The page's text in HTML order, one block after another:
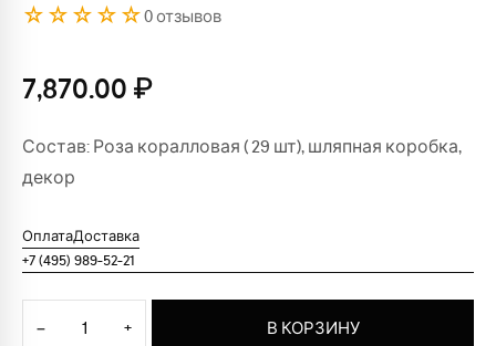
☆☆☆☆☆0 отзывов
7,870.00 ₽
Состав: Роза коралловая ( 29 шт), шляпная коробка,
декор
ОплатаДоставка
+7 (495) 989-52-21
− + В КОРЗИНУ